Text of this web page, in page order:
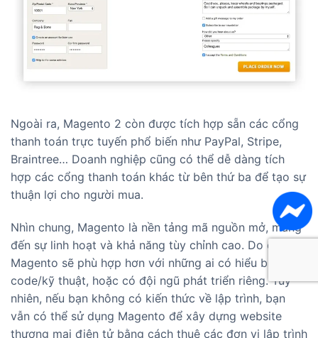
Ngoài ra, Magento 2 còn được tích hợp sẵn các cổng
thanh toán trực tuyến phổ biến như PayPal, Stripe,
Braintree… Doanh nghiệp cũng có thể dễ dàng tích
hợp các cổng thanh toán khác từ bên thứ ba để tạo sự
thuận lợi cho người mua.
Nhìn chung, Magento là nền tảng mã nguồn mở, mang
đến sự linh hoạt và khả năng tùy chỉnh cao. Do đó,
Magento sẽ phù hợp hơn với những ai có hiểu biết về
code/kỹ thuật, hoặc có đội ngũ phát triển riêng. Tuy
nhiên, nếu bạn không có kiến thức về lập trình, bạn
vẫn có thể sử dụng Magento để xây dựng website
thương mại điện tử bằng cách thuê các đơn vị lập trình